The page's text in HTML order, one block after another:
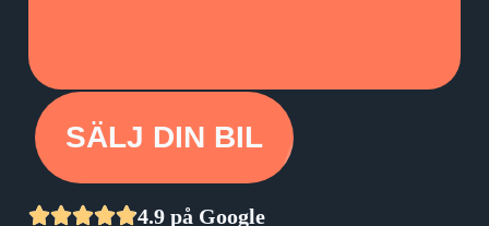
SÄLJ DIN BIL
4.9 på Google